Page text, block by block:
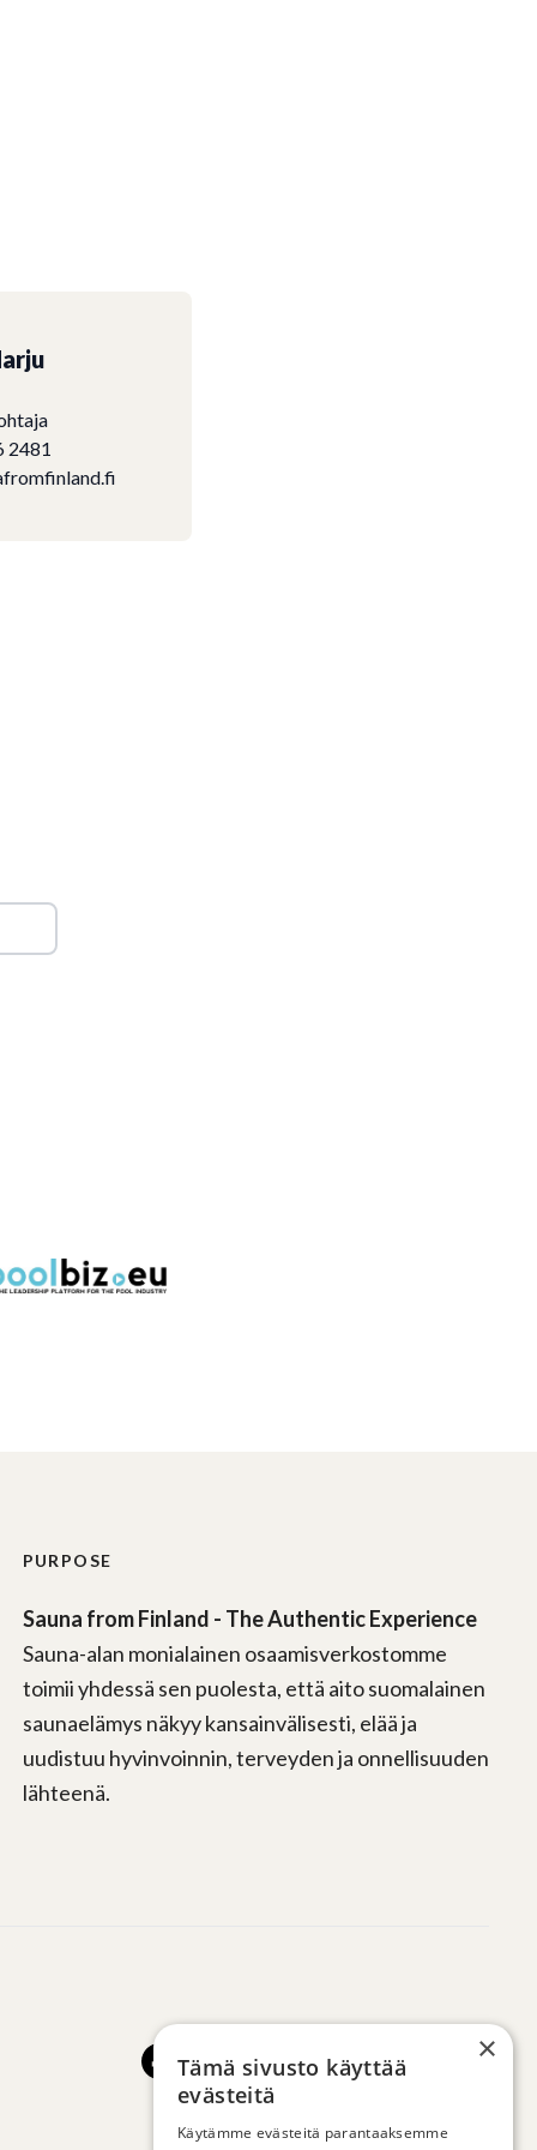
2481
PURPOSE
Sauna from Finland - The Authentic Experience
Sauna-alan monialainen osaamisverkostomme
toimii yhdessä sen puolesta, että aito suomalainen
saunaelämys näkyy kansainvälisesti, elää ja
uudistuu hyvinvoinnin, terveyden ja onnellisuuden
lähteenä.
×
Tämä sivusto käyttää
evästeitä
Käytämme evästeitä parantaaksemme